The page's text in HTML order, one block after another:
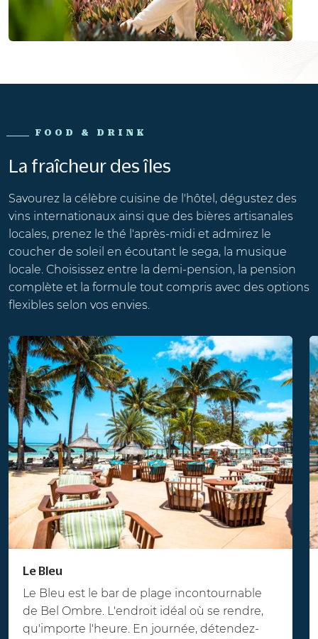
FOOD & DRINK
La fraîcheur des îles
Savourez la célèbre cuisine de l'hôtel, dégustez des
vins internationaux ainsi que des bières artisanales
locales, prenez le thé l'après-midi et admirez le
coucher de soleil en écoutant le sega, la musique
locale. Choisissez entre la demi-pension, la pension
complète et la formule tout compris avec des options
flexibles selon vos envies.
Le Bleu
Le Bleu est le bar de plage incontournable
de Bel Ombre. L'endroit idéal où se rendre,
qu'importe l'heure. En journée, détendez-